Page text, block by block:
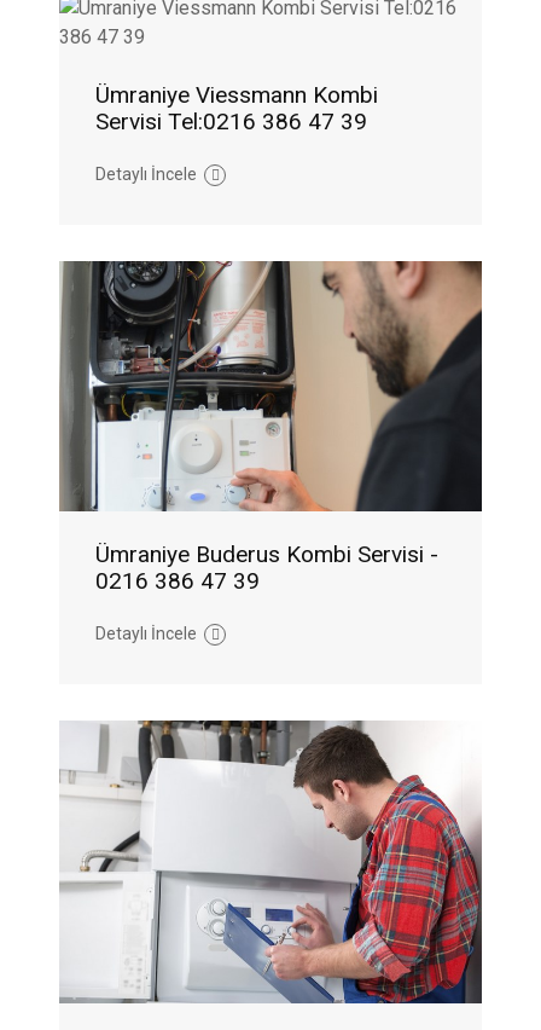
Ümraniye Viessmann Kombi
Servisi Tel:0216 386 47 39
Detaylı İncele
Ümraniye Buderus Kombi Servisi -
0216 386 47 39
Detaylı İncele